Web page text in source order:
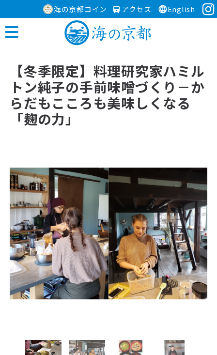
海の京都コイン アクセス English
【冬季限定】料理研究家ハミル
トン純子の手前味噌づくり－か
らだもこころも美味しくなる
「麹の力」